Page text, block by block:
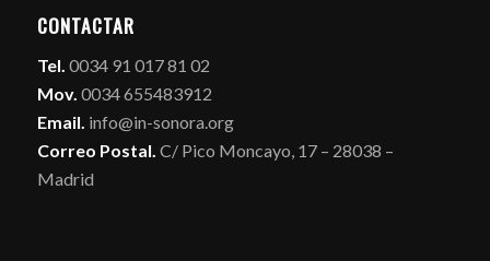
CONTACTAR
Tel. 0034 91 017 81 02
Mov. 0034 655483912
Email. info@in-sonora.org
Correo Postal. C/ Pico Moncayo, 17 – 28038 –
Madrid